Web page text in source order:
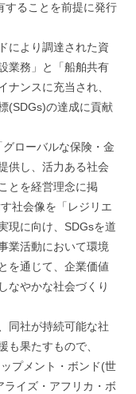
することを前提に発行
により調達された資
業務」と「船舶共有
ンスに充当され、
(SDGs)の達成に貢献
ローバルな保険・金
供し、活力ある社会
とを経営理念に掲
社会像を「レジリエ
現に向け、SDGsを道
業活動において環境
を通じて、企業価値
なやかな社会づくり
同社が持続可能な社
も果たすもので、
プメント・ボンド(世
イズ・アフリカ・ボ